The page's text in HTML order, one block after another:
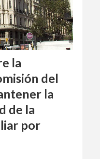
la
del
la
de la
por